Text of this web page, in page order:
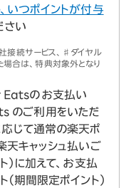
いつポイントが付与
さい
接続サービス、♯ダイヤル
場合は、特典対象外となり
Eatsのお支払い
のご利用をいただ
じて通常の楽天ポ
天キャッシュ払いご
に加えて、お支払
期間限定ポイント）